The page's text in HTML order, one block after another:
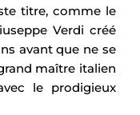
titre, comme le
Verdi créé
avant que ne se
maître italien
le prodigieux